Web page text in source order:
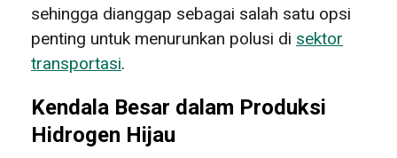
sehingga dianggap sebagai salah satu opsi
penting untuk menurunkan polusi di sektor
transportasi.
Kendala Besar dalam Produksi
Hidrogen Hijau